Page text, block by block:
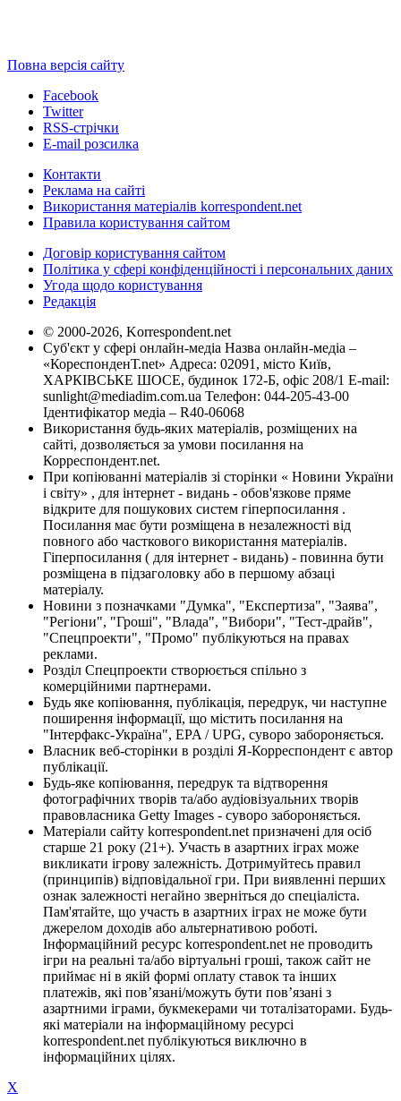
Повна версія сайту
Facebook
Twitter
RSS-стрічки
E-mail розсилка
Контакти
Реклама на сайті
Використання матеріалів korrespondent.net
Правила користування сайтом
Договір користування сайтом
Політика у сфері конфіденційності і персональних даних
Угода щодо користування
Редакція
© 2000-2026, Korrespondent.net
Суб'єкт у сфері онлайн-медіа Назва онлайн-медіа –
«КореспонденТ.net» Адреса: 02091, місто Київ,
ХАРКІВСЬКЕ ШОСЕ, будинок 172-Б, офіс 208/1 E-mail:
sunlight@mediadim.com.ua Телефон: 044-205-43-00
Ідентифікатор медіа – R40-06068
Використання будь-яких матеріалів, розміщених на
сайті, дозволяється за умови посилання на
Корреспондент.net.
При копіюванні матеріалів зі сторінки « Новини України
і світу» , для інтернет - видань - обов'язкове пряме
відкрите для пошукових систем гіперпосилання .
Посилання має бути розміщена в незалежності від
повного або часткового використання матеріалів.
Гіперпосилання ( для інтернет - видань) - повинна бути
розміщена в підзаголовку або в першому абзаці
матеріалу.
Новини з позначками "Думка", "Експертиза", "Заява",
"Регіони", "Гроші", "Влада", "Вибори", "Тест-драйв",
"Спецпроекти", "Промо" публікуються на правах
реклами.
Розділ Спецпроекти створюється спільно з
комерційними партнерами.
Будь яке копіювання, публікація, передрук, чи наступне
поширення інформації, що містить посилання на
"Інтерфакс-Україна", EPA / UPG, суворо забороняється.
Власник веб-сторінки в розділі Я-Корреспондент є автор
публікації.
Будь-яке копіювання, передрук та відтворення
фотографічних творів та/або аудіовізуальних творів
правовласника Getty Images - суворо забороняється.
Матеріали сайту korrespondent.net призначені для осіб
старше 21 року (21+). Участь в азартних іграх може
викликати ігрову залежність. Дотримуйтесь правил
(принципів) відповідальної гри. При виявленні перших
ознак залежності негайно зверніться до спеціаліста.
Пам'ятайте, що участь в азартних іграх не може бути
джерелом доходів або альтернативою роботі.
Інформаційний ресурс korrespondent.net не проводить
ігри на реальні та/або віртуальні гроші, також сайт не
приймає ні в якій формі оплату ставок та інших
платежів, які пов’язані/можуть бути пов’язані з
азартними іграми, букмекерами чи тоталізаторами. Будь-
які матеріали на інформаційному ресурсі
korrespondent.net публікуються виключно в
інформаційних цілях.
X